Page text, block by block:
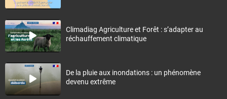
Climadiag Agriculture et Forêt : s’adapter au
réchauffement climatique
De la pluie aux inondations : un phénomène
devenu extrême